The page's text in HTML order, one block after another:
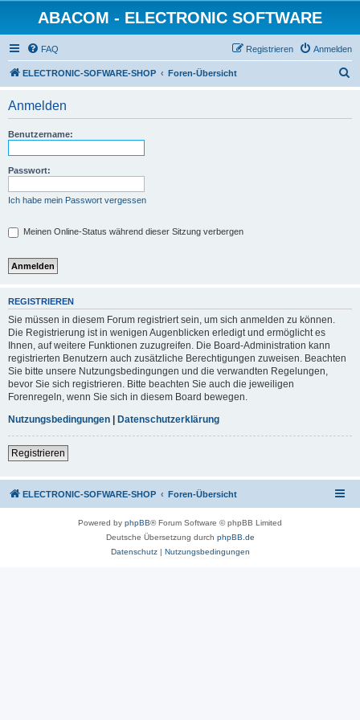
ABACOM - ELECTRONIC SOFTWARE
FAQ Anmelden
Registrieren
ELECTRONIC-SOFWARE-SHOP Foren-Übersicht
Anmelden
Benutzername:
Passwort:
Ich habe mein Passwort vergessen
Meinen Online-Status während dieser Sitzung verbergen
REGISTRIEREN
Sie müssen in diesem Forum registriert sein, um sich anmelden zu können.
Die Registrierung ist in wenigen Augenblicken erledigt und ermöglicht es
Ihnen, auf weitere Funktionen zuzugreifen. Die Board-Administration kann
registrierten Benutzern auch zusätzliche Berechtigungen zuweisen. Beachten
Sie bitte unsere Nutzungsbedingungen und die verwandten Regelungen,
bevor Sie sich registrieren. Bitte beachten Sie auch die jeweiligen
Forenregeln, wenn Sie sich in diesem Board bewegen.
Nutzungsbedingungen
Datenschutzerklärung
Registrieren
ELECTRONIC-SOFWARE-SHOP Foren-Übersicht
Powered by phpBB® Forum Software © phpBB Limited
Deutsche Übersetzung durch phpBB.de
Datenschutz| Nutzungsbedingungen